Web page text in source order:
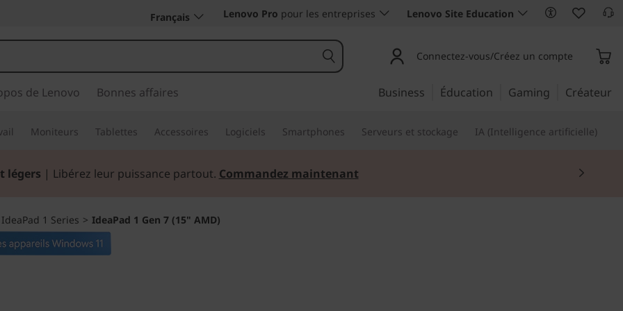
Français Lenovo Pro pour les entreprises Lenovo Site Education
Connectez-vous/Créez un compte
de Lenovo Bonnes affaires Business Éducation Gaming Créateur
Moniteurs Tablettes Accessoires Logiciels Smartphones Serveurs et stockage IA (Intelligence artificielle)
légers | Libérez leur puissance partout. Commandez maintenant
IdeaPad 1 Series > IdeaPad 1 Gen 7 (15" AMD)